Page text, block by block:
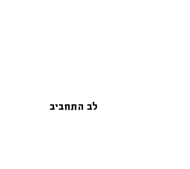
לב התחביב